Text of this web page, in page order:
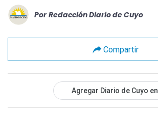
Por Redacción Diario de Cuyo
Compartir
Agregar Diario de Cuyo en